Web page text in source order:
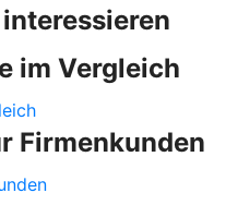
im Vergleich
Firmenkunden